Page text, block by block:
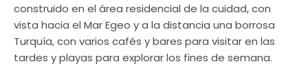
construido en el área residencial de la cuidad, con
vista hacia el Mar Egeo y a la distancia una borrosa
Turquía, con varios cafés y bares para visitar en las
tardes y playas para explorar los fines de semana.